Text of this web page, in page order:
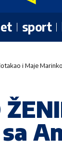
sport
i Maje